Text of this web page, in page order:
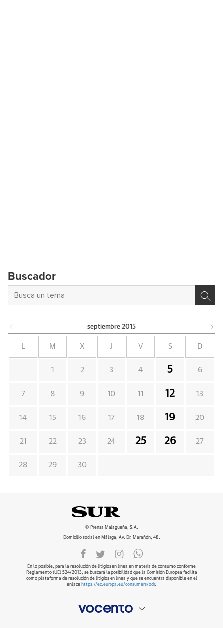
Buscador
septiembre 2015
L M X J V S D
1 2 3 4 5 6
7 8 9 10 11 12 13
14 15 16 17 18 19 20
21 22 23 24 25 26 27
28 29 30
© Prensa Malagueña, S.A.
Domicilio social en Málaga, Av. Dr. Marañón, 48.
En lo posible, para la resolución de litigios en línea en materia de consumo conforme
Reglamento (UE) 524/2013, se buscará la posibilidad que la Comisión Europea facilita
como plataforma de resolución de litigios en línea y que se encuentra disponible en el
enlace https://ec.europa.eu/consumers/odr.